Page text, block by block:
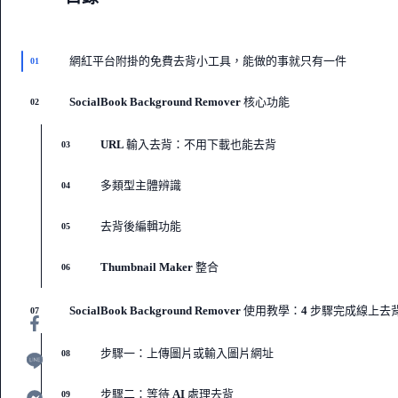
01 網紅平台附掛的免費去背小工具，能做的事就只有一件
02 SocialBook Background Remover 核心功能
03 URL 輸入去背：不用下載也能去背
04 多類型主體辨識
05 去背後編輯功能
06 Thumbnail Maker 整合
07 SocialBook Background Remover 使用教學：4 步驟完成線上去
08 步驟一：上傳圖片或輸入圖片網址
09 步驟二：等待 AI 處理去背